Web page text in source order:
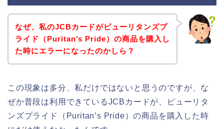
なぜ、私のJCBカードがピューリタンズプ
ライド（Puritan’s Pride）の商品を購入し
た時にエラーになったのかしら？
この現象は多分、私だけではないと思うのですが、な
ぜか普段は利用できているJCBカードが、ピューリタ
ンズプライド（Puritan’s Pride）の商品を購入した時